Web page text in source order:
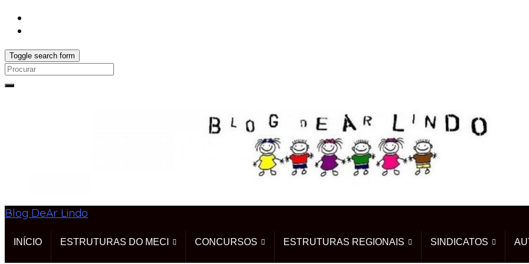
Toggle search form
Search
Blog DeAr Lindo
INÍCIO ESTRUTURAS DO MECI CONCURSOS ESTRUTURAS REGIONAIS SINDICATOS